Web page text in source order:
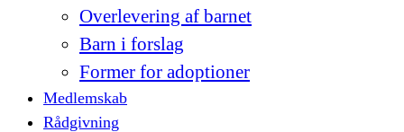
Overlevering af barnet
Barn i forslag
Former for adoptioner
Medlemskab
Rådgivning